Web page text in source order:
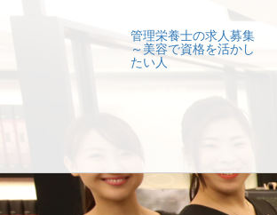
管理栄養士の求人募集
～美容で資格を活かし
たい人